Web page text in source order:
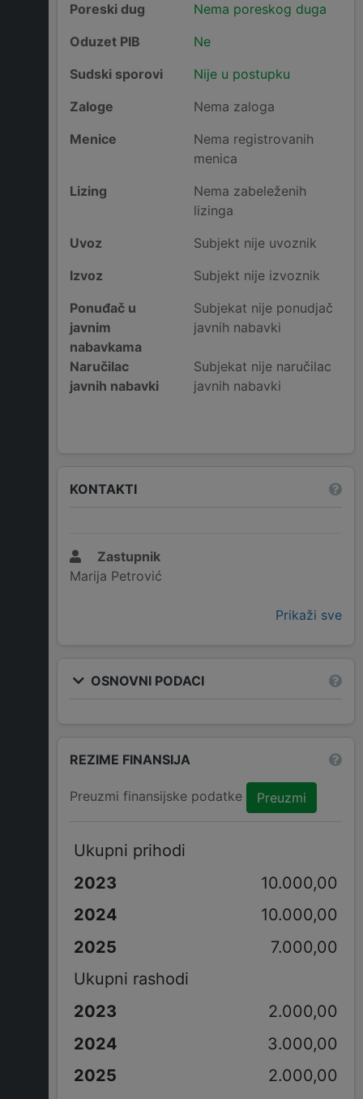
Poreski dug
Nema poreskog duga
Oduzet PIB
Ne
Sudski sporovi
Nije u postupku
Zaloge
Nema zaloga
Menice
Nema registrovanih
menica
Lizing
Nema zabeleženih
lizinga
Uvoz
Subjekt nije uvoznik
Izvoz
Subjekt nije izvoznik
Ponuđač u
javnim
nabavkama
Subjekat nije ponudjač
javnih nabavki
Naručilac
javnih nabavki
Subjekat nije naručilac
javnih nabavki
KONTAKTI
Zastupnik
Marija Petrović
Prikaži sve
OSNOVNI PODACI
REZIME FINANSIJA
Preuzmi finansijske podatke Preuzmi
Ukupni prihodi
10.000,00
10.000,00
7.000,00
Ukupni rashodi
2.000,00
3.000,00
2.000,00